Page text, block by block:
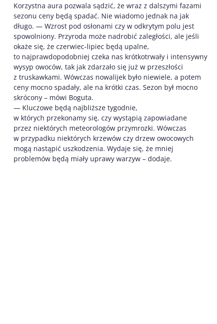
Korzystna aura pozwala sądzić, że wraz z dalszymi fazami
sezonu ceny będą spadać. Nie wiadomo jednak na jak
długo. — Wzrost pod osłonami czy w odkrytym polu jest
spowolniony. Przyroda może nadrobić zaległości, ale jeśli
okaże się, że czerwiec-lipiec będą upalne,
to najprawdopodobniej czeka nas krótkotrwały i intensywny
wysyp owoców, tak jak zdarzało się już w przeszłości
z truskawkami. Wówczas nowalijek było niewiele, a potem
ceny mocno spadały, ale na krótki czas. Sezon był mocno
skrócony – mówi Boguta.
— Kluczowe będą najbliższe tygodnie,
w których przekonamy się, czy wystąpią zapowiadane
przez niektórych meteorologów przymrozki. Wówczas
w przypadku niektórych krzewów czy drzew owocowych
mogą nastąpić uszkodzenia. Wydaje się, że mniej
problemów będą miały uprawy warzyw – dodaje.